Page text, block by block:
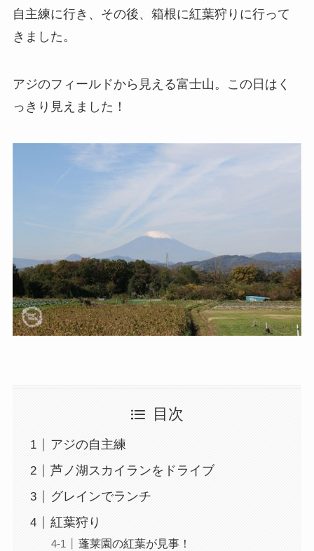
自主練に行き、その後、箱根に紅葉狩りに行って
きました。
アジのフィールドから見える富士山。この日はく
っきり見えました！
目次
アジの自主練
芦ノ湖スカイランをドライブ
グレインでランチ
紅葉狩り
蓬莱園の紅葉が見事！